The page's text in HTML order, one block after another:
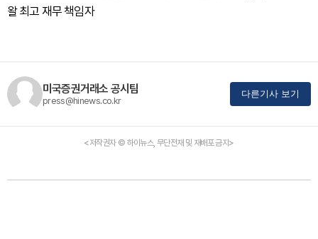
왈 최고 재무 책임자
미국증권거래소 공시팀
press@hinews.co.kr
다른기사 보기
<저작권자 © 하이뉴스, 무단전재 및 재배포 금지>